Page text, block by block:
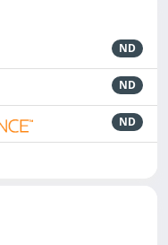
ND
ND
ND